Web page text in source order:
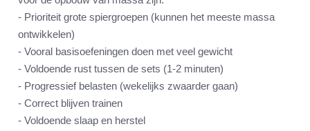
- Prioriteit grote spiergroepen (kunnen het meeste massa
ontwikkelen)
- Vooral basisoefeningen doen met veel gewicht
- Voldoende rust tussen de sets (1-2 minuten)
- Progressief belasten (wekelijks zwaarder gaan)
- Correct blijven trainen
- Voldoende slaap en herstel